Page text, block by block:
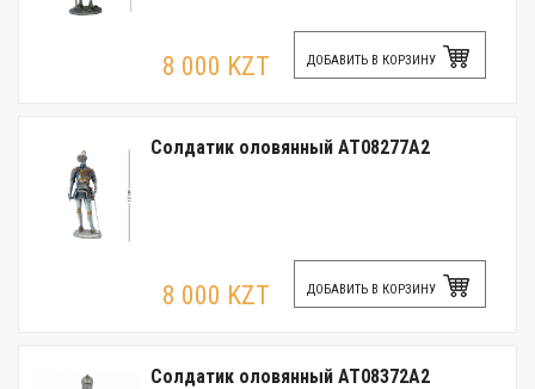
8 000 KZT ДОБАВИТЬ В КОРЗИНУ
Солдатик оловянный AT08277A2
8 000 KZT ДОБАВИТЬ В КОРЗИНУ
Солдатик оловянный AT08372A2